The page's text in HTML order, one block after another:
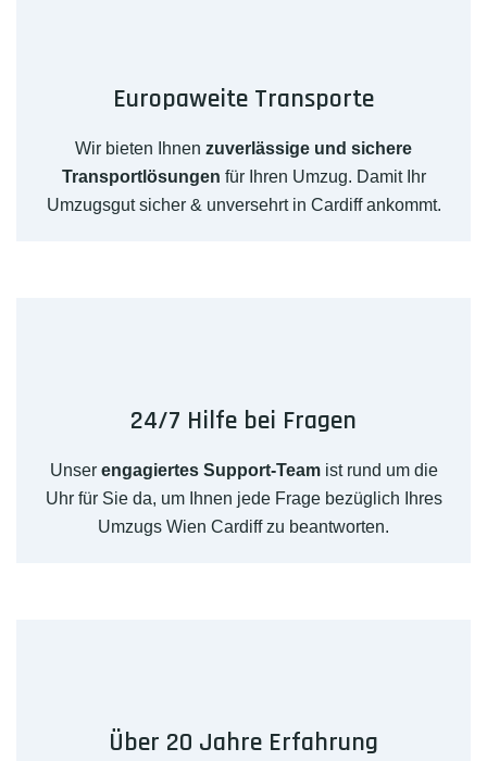
Europaweite Transporte
Wir bieten Ihnen zuverlässige und sichere
Transportlösungen für Ihren Umzug. Damit Ihr
Umzugsgut sicher & unversehrt in Cardiff ankommt.
24/7 Hilfe bei Fragen
Unser engagiertes Support-Teamist rund um die
Uhr für Sie da, um Ihnen jede Frage bezüglich Ihres
Umzugs Wien Cardiff zu beantworten.
Über 20 Jahre Erfahrung